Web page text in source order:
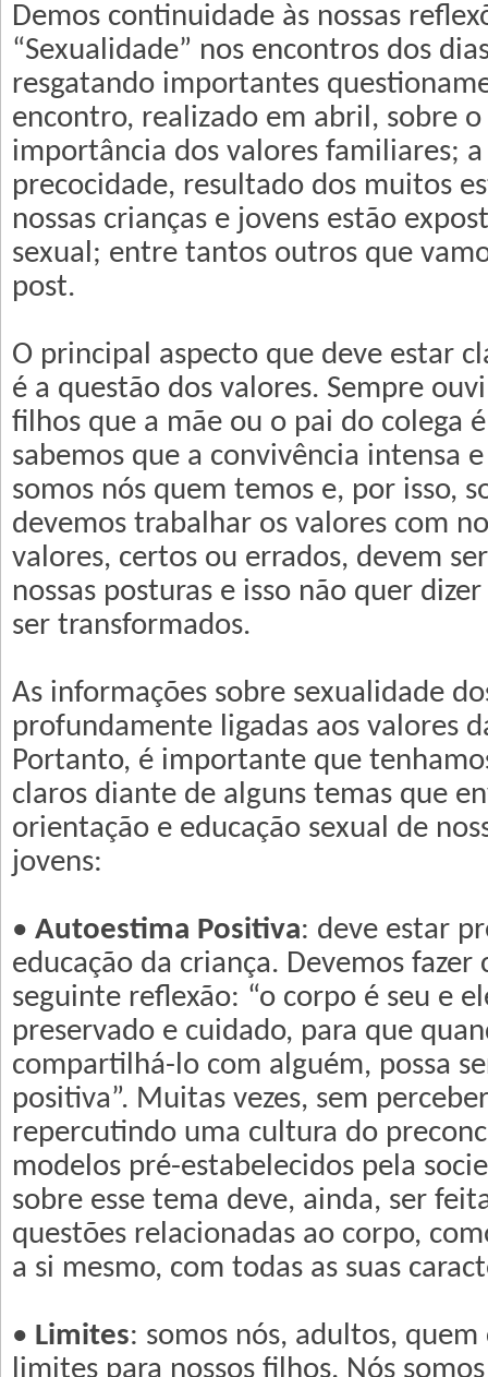
Demos continuidade às nossas
“Sexualidade” nos encontros dos
resgatando importantes
encontro, realizado em abril, sobre
importância dos valores familiares;
precocidade, resultado dos muitos
nossas crianças e jovens estão
sexual; entre tantos outros que
post.
O principal aspecto que deve estar
é a questão dos valores. Sempre
filhos que a mãe ou o pai do colega
sabemos que a convivência intensa
somos nós quem temos e, por isso,
devemos trabalhar os valores com
valores, certos ou errados, devem
nossas posturas e isso não quer
ser transformados.
As informações sobre sexualidade
profundamente ligadas aos valores
Portanto, é importante que
claros diante de alguns temas que
orientação e educação sexual de
jovens:
• Autoestima Positiva: deve estar
educação da criança. Devemos fazer
seguinte reflexão: “o corpo é seu e
preservado e cuidado, para que
compartilhá-lo com alguém, possa
positiva”. Muitas vezes, sem
repercutindo uma cultura do
modelos pré-estabelecidos pela
sobre esse tema deve, ainda, ser
questões relacionadas ao corpo,
a si mesmo, com todas as suas
• Limites: somos nós, adultos, quem
limites para nossos filhos. Nós